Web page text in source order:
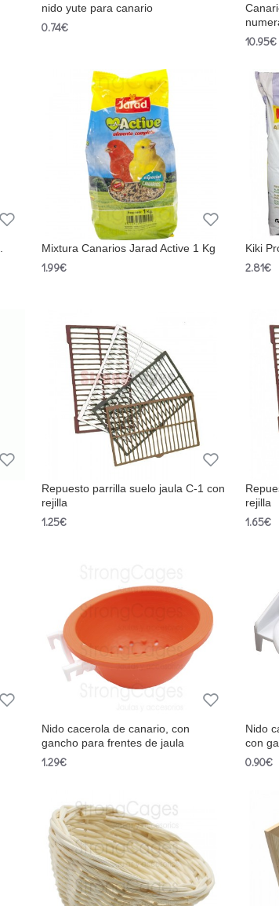
nido yute para canario
0.74€
10.95€
Mixtura Canarios Jarad Active 1 Kg
1.99€
Kiki
2.81€
Repuesto parrilla suelo jaula C-1 con
rejilla
1.25€
rejilla
1.65€
Nido cacerola de canario, con
gancho para frentes de jaula
1.29€
Nido
con
0.90€